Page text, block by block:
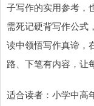
子写作的实用参考，
需死记硬背写作公式
读中领悟写作真谛，
路、下笔有内容，让
适合读者：小学中高